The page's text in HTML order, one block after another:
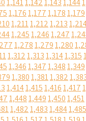
1,1411,1421,1431,144
1,1761,1771,1781,179
1,2111,2121,213
1,2451,2461,247
1,2781,2791,280
1,3121,3131,3141,315
1,3461,3471,3481,349
1,3801,3811,382
1,4141,4151,4161,417
1,4481,4491,4501,451
1,4821,4831,4841,485